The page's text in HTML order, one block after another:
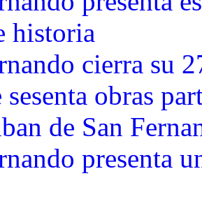
historia
cierra su
sesenta obras
de San
presenta